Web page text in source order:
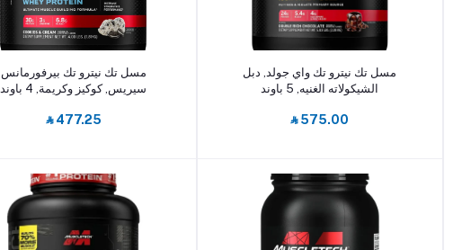
أضف إلى السلة
مسل تك نيترو تك واي جولد, دبل
الشيكولاته الغنيه, 5 باوند
‎⃁ 575.00
أضف إلى السلة
مسل تك نيترو تك بيرفورمانس
سيريس, كوكيز وكريمة, 4 باوند
‎⃁ 477.25